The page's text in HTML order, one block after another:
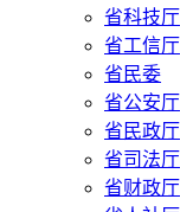
省科技厅
省工信厅
省民委
省公安厅
省民政厅
省司法厅
省财政厅